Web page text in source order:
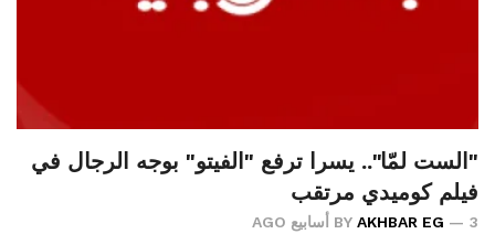
"الست لمّا".. يسرا ترفع "الفيتو" بوجه الرجال في
فيلم كوميدي مرتقب
BY AKHBAR EG 3 أسابيع AGO